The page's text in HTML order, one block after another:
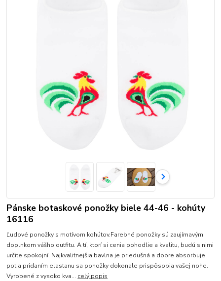
Pánske botaskové ponožky biele 44-46 - kohúty
16116
Ľudové ponožky s motívom kohútov.Farebné ponožky sú zaujímavým
doplnkom vášho outfitu. A tí, ktorí si cenia pohodlie a kvalitu, budú s nimi
určite spokojní. Najkvalitnejšia bavlna je priedušná a dobre absorbuje
pot a pridaním elastanu sa ponožky dokonale prispôsobia vašej nohe.
Vyrobené z vysoko kva... celý popis